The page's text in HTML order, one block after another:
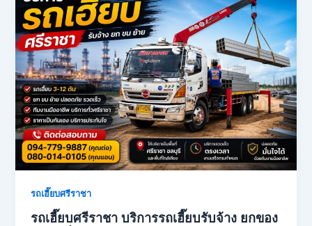
รถเฮี๊ยบศรีราชา
รถเฮี๊ยบศรีราชา บริการรถเฮี๊ยบรับจ้าง ยกของ